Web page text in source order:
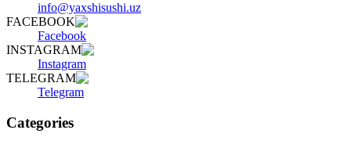
info@yaxshisushi.uz
FACEBOOK
Facebook
INSTAGRAM
Instagram
TELEGRAM
Telegram
Categories